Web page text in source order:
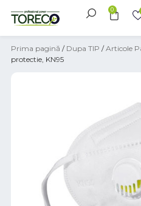
0
Prima pagină / Dupa TIP /Articole
protectie, KN95